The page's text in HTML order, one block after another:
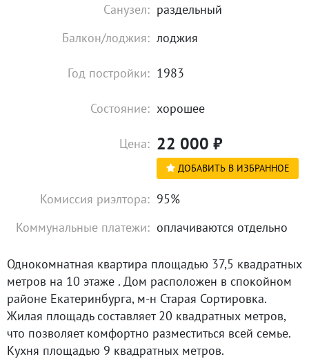
Санузел: раздельный
Балкон/лоджия: лоджия
Год постройки: 1983
Состояние: хорошее
Цена: 22 000 ₽
ДОБАВИТЬ В ИЗБРАННОЕ
Комиссия риэлтора: 95%
Коммунальные платежи: оплачиваются отдельно
Однокомнатная квартира площадью 37,5 квадратных
метров на 10 этаже . Дом расположен в спокойном
районе Екатеринбурга, м-н Старая Сортировка.
Жилая площадь составляет 20 квадратных метров,
что позволяет комфортно разместиться всей семье.
Кухня площадью 9 квадратных метров.